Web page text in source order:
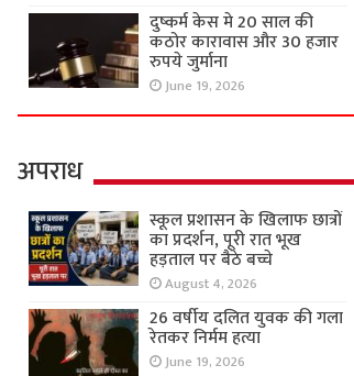
दुष्कर्म केस मे 20 साल की
कठोर कारावास और 30 हजार
रुपये जुर्माना
June 19, 2026
अपराध
स्कूल प्रशासन के खिलाफ छात्रों
का प्रदर्शन, पूरी रात भूख
हड़ताल पर बैठे बच्चे
August 4, 2026
26 वर्षीय दलित युवक की गला
रेतकर निर्मम हत्या
June 19, 2026